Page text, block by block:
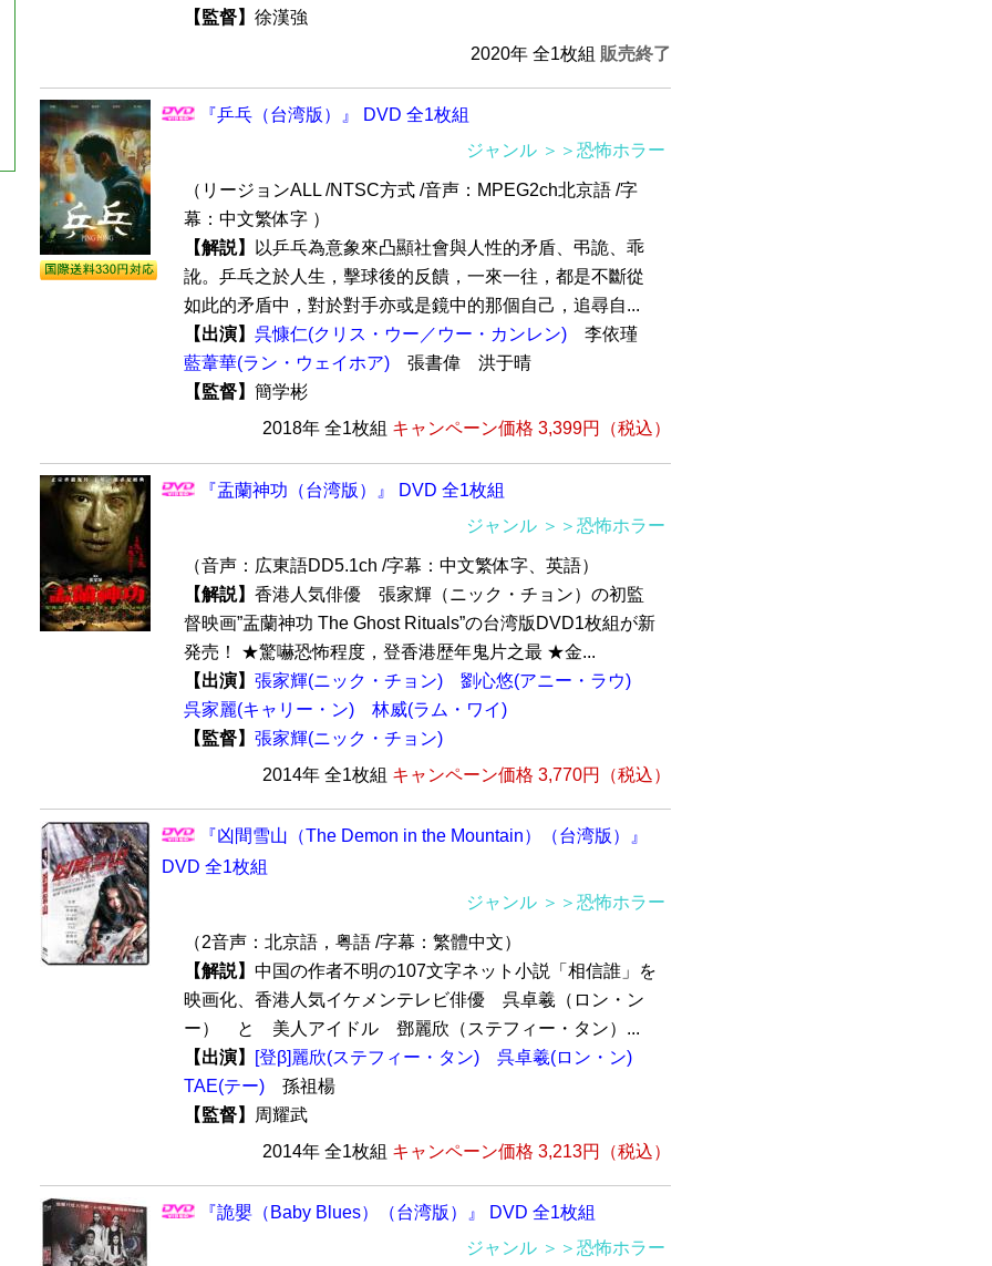
【監督】 徐漢強
2020年 全1枚組 販売終了
『乒乓（台湾版）』 DVD 全1枚組
ジャンル ＞＞恐怖ホラー
（リージョンALL /NTSC方式 /音声：MPEG2ch北京語 /字
幕：中文繁体字 ）
【解説】 以乒乓為意象來凸顯社會與人性的矛盾、弔詭、乖
訛。乒乓之於人生，擊球後的反饋，一來一往，都是不斷從
如此的矛盾中，對於對手亦或是鏡中的那個自己，追尋自...
【出演】 呉慷仁(クリス・ウー／ウー・カンレン) 李依瑾
藍葦華(ラン・ウェイホア) 張書偉 洪于晴
【監督】 簡学彬
2018年 全1枚組 キャンペーン価格 3,399円（税込）
『盂蘭神功（台湾版）』 DVD 全1枚組
ジャンル ＞＞恐怖ホラー
（音声：広東語DD5.1ch /字幕：中文繁体字、英語）
【解説】 香港人気俳優 張家輝（ニック・チョン）の初監
督映画”盂蘭神功 The Ghost Rituals”の台湾版DVD1枚組が新
発売！ ★驚嚇恐怖程度，登香港歴年鬼片之最 ★金...
【出演】 張家輝(ニック・チョン)
劉心悠(アニー・ラウ)
呉家麗(キャリー・ン)
林威(ラム・ワイ)
【監督】 張家輝(ニック・チョン)
2014年 全1枚組 キャンペーン価格 3,770円（税込）
『凶間雪山（The Demon in the Mountain）（台湾版）』
DVD 全1枚組
ジャンル ＞＞恐怖ホラー
（2音声：北京語，粤語 /字幕：繁體中文）
【解説】 中国の作者不明の107文字ネット小説「相信誰」を
映画化、香港人気イケメンテレビ俳優 呉卓羲（ロン・ン
ー） と 美人アイドル 鄧麗欣（ステフィー・タン）...
【出演】
[登β]麗欣(ステフィー・タン)
呉卓羲(ロン・ン)
TAE(テー) 孫祖楊
【監督】
周耀武
2014年 全1枚組 キャンペーン価格 3,213円（税込）
『詭嬰（Baby Blues）（台湾版）』 DVD 全1枚組
ジャンル ＞＞恐怖ホラー